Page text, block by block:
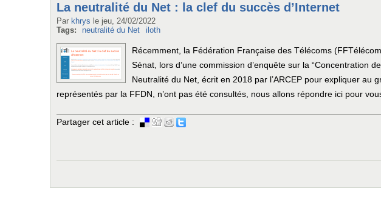
La neutralité du Net : la clef du succès d’Internet
Par khrys le jeu, 24/02/2022
Tags:
neutralité du Net iloth
Récemment, la Fédération Française des Télécoms
Sénat, lors d’une commission d’enquête sur la “Concentration
Neutralité du Net, écrit en 2018 par l’ARCEP pour expliquer au
représentés par la FFDN, n’ont pas été consultés, nous allons répondre ici pour
Partager cet article :